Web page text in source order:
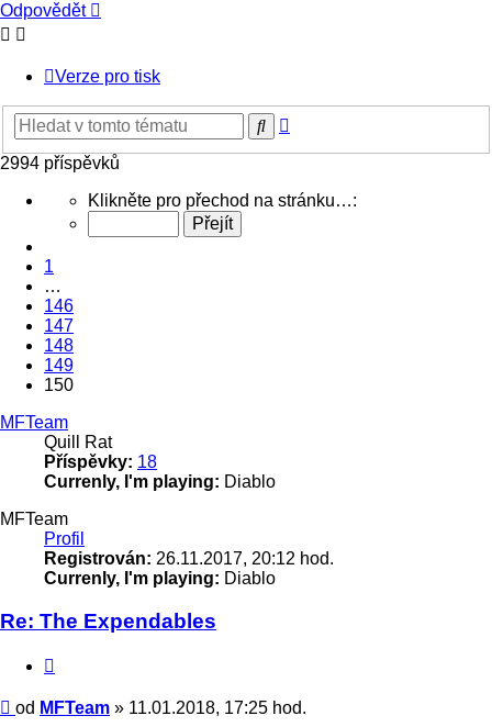
Odpovědět
Verze pro tisk
Hledat
2994 příspěvků
Stránka
150
150
Klikněte pro přechod na stránku…:
1
…
146
147
148
149
150
MFTeam
Quill Rat
Příspěvky: 18
Currenly, I'm playing: Diablo
MFTeam
Profil
Registrován: 26.11.2017, 20:12 hod.
Currenly, I'm playing: Diablo
Re: The Expendables
Příspěvek
od MFTeam » 11.01.2018, 17:25 hod.